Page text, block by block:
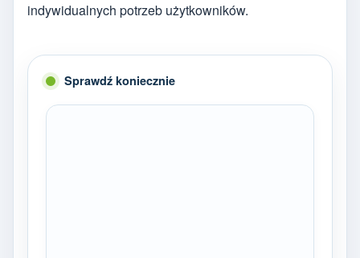
indywidualnych potrzeb użytkowników.
Sprawdź koniecznie